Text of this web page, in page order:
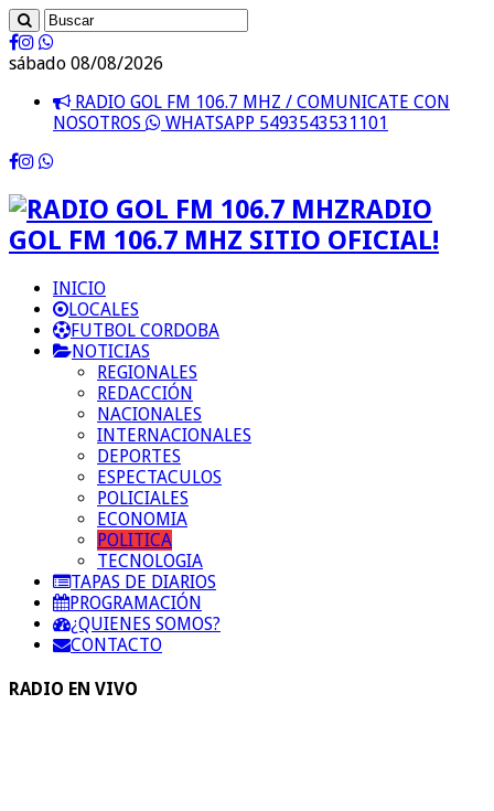
sábado 08/08/2026
RADIO GOL FM 106.7 MHZ / COMUNICATE CON
NOSOTROS
WHATSAPP 5493543531101
RADIO
GOL FM 106.7 MHZ SITIO OFICIAL!
INICIO
LOCALES
FUTBOL CORDOBA
NOTICIAS
REGIONALES
REDACCIÓN
NACIONALES
INTERNACIONALES
DEPORTES
ESPECTACULOS
POLICIALES
ECONOMIA
POLITICA
TECNOLOGIA
TAPAS DE DIARIOS
PROGRAMACIÓN
¿QUIENES SOMOS?
CONTACTO
RADIO EN VIVO